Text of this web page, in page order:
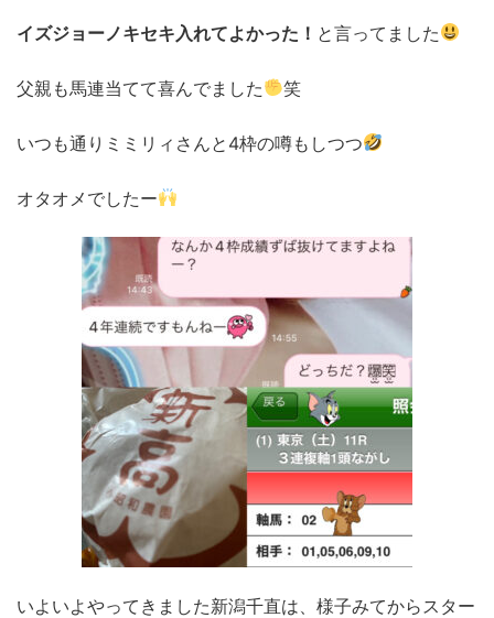
イズジョーノキセキ 入れてよかった！ と言ってました
父親も馬連当てて喜んでました 笑
いつも通りミミリィさんと4枠の噂もしつつ
オタオメでしたー
いよいよやってきました新潟千直は、様子みてからスター